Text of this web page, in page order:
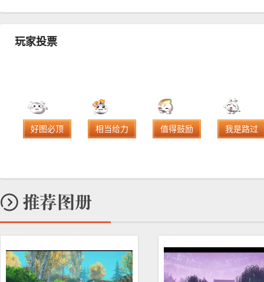
玩家投票
好图必顶 相当给力 值得鼓励 我是路过